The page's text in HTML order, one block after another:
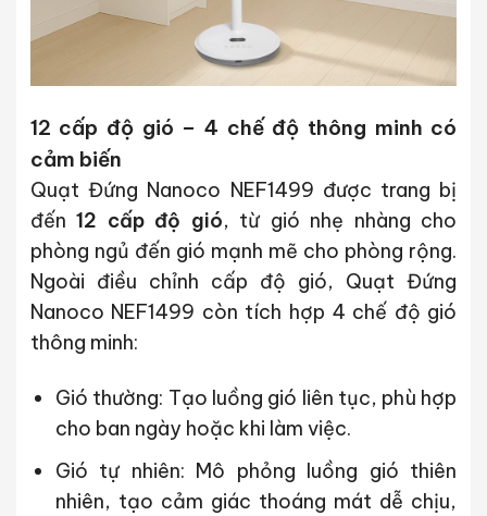
12 cấp độ gió – 4 chế độ thông minh có
cảm biến
Quạt Đứng Nanoco NEF1499 được trang bị
đến12 cấp độ gió, từ gió nhẹ nhàng cho
phòng ngủ đến gió mạnh mẽ cho phòng rộng.
Ngoài điều chỉnh cấp độ gió, Quạt Đứng
Nanoco NEF1499 còn tích hợp 4 chế độ gió
thông minh:
Gió thường: Tạo luồng gió liên tục, phù hợp
cho ban ngày hoặc khi làm việc.
Gió tự nhiên: Mô phỏng luồng gió thiên
nhiên, tạo cảm giác thoáng mát dễ chịu,